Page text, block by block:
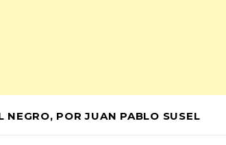
POR JUAN PABLO SUSEL